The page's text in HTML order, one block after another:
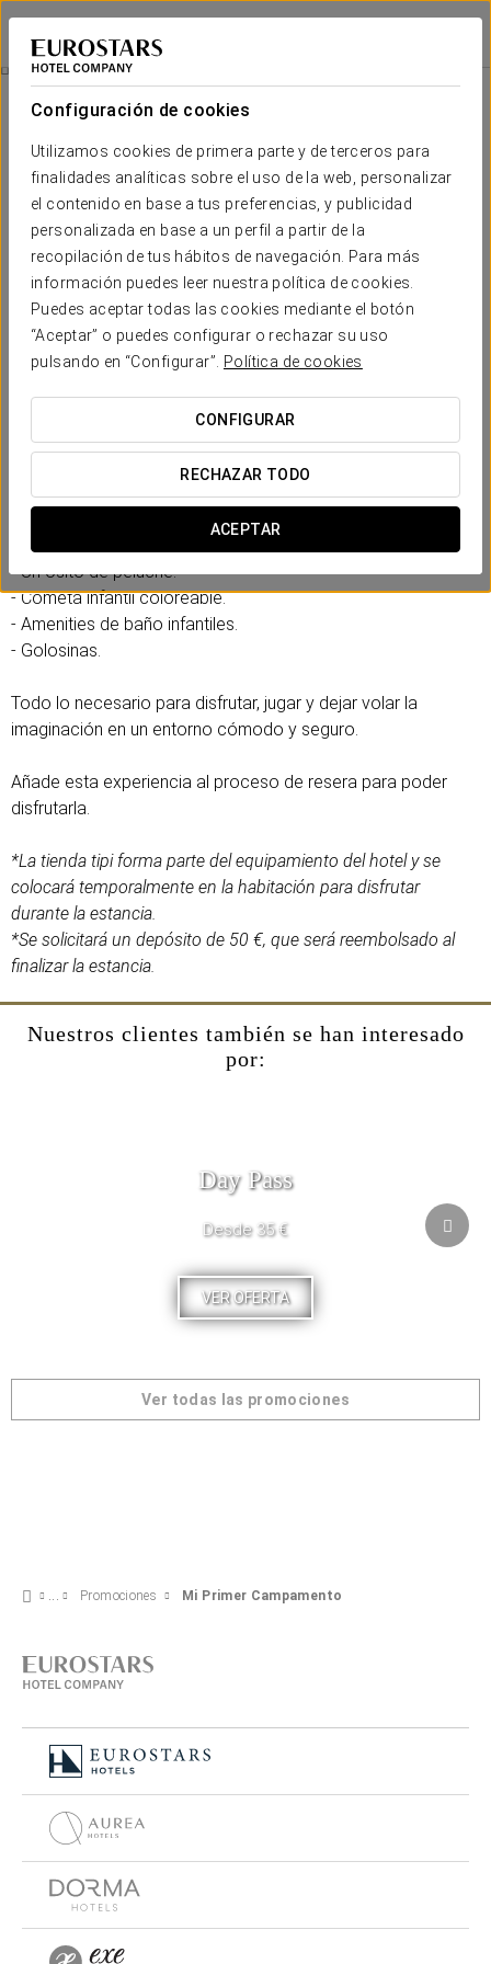
Configuración de cookies
Utilizamos cookies de primera parte y de terceros para
finalidades analíticas sobre el uso de la web, personalizar
el contenido en base a tus preferencias, y publicidad
personalizada en base a un perfil a partir de la
recopilación de tus hábitos de navegación. Para más
información puedes leer nuestra política de cookies.
Puedes aceptar todas las cookies mediante el botón
“Aceptar” o puedes configurar o rechazar su uso
pulsando en “Configurar”.
Política de cookies
CONFIGURAR
RECHAZAR TODO
ACEPTAR
Eurostars Las Salinas
FUERTEVENTURA
Mi Primer Campamento
25 €
Mi primer campamento
Una experiencia pensada para los más pequeños. Con este
paquete, los niños podrán vivir la emoción de su primer
campamento sin salir de la habitación.
- Una tienda tipi.
- Un osito de peluche.
- Cometa infantil coloreable.
- Amenities de baño infantiles.
- Golosinas.
Todo lo necesario para disfrutar, jugar y dejar volar la
imaginación en un entorno cómodo y seguro.
Añade esta experiencia al proceso de resera para poder
disfrutarla.
*La tienda tipi forma parte del equipamiento del hotel y se
colocará temporalmente en la habitación para disfrutar
durante la estancia.
*Se solicitará un depósito de 50 €, que será reembolsado al
finalizar la estancia.
Nuestros clientes también se han interesado
por:
Day Pass
Desde 35 €
VER OFERTA
Ver todas las promociones
Promociones Mi Primer Campamento